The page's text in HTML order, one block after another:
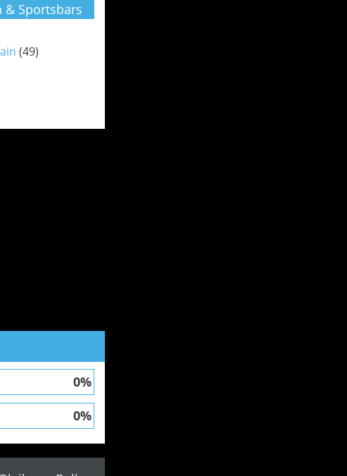
& Sportsbars
(49)
0%
0%